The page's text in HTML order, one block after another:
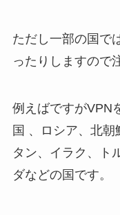
ただし一部の国で
ったりしますので
例えばですがVPN
国 、ロシア、北朝
タン、イラク、ト
ダなどの国です。